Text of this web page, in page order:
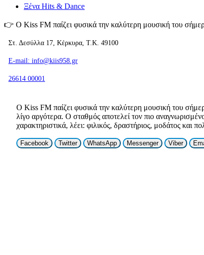
Ξένα Hits & Dance
👉 Ο Κiss FM παίζει φυσικά την καλύτερη μουσική του
Στ. Δεσύλλα 17, Κέρκυρα, T.K. 49100
E-mail: info@kiis958.gr
26614 00001
Ο Κiss FM παίζει φυσικά την καλύτερη μουσική του
λίγο αργότερα. Ο σταθμός αποτελεί τον πιο
χαρακτηριστικά, λέει: φιλικός, δραστήριος, μοδάτος και
Facebook Twitter WhatsApp Messenger Viber